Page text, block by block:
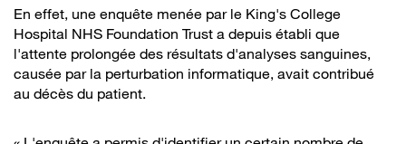
En effet, une enquête menée par le King's College
Hospital NHS Foundation Trust a depuis établi que
l'attente prolongée des résultats d'analyses sanguines,
causée par la perturbation informatique, avait contribué
au décès du patient.